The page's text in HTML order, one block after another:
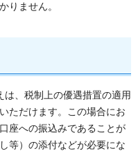
りません。
、税制上の優遇措置の適用
ただけます。この場合にお
座への振込みであることが
等）の添付などが必要にな